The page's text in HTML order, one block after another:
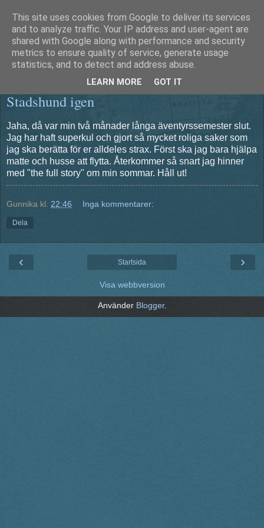
Äventyrshunden Diesel
Stadshund igen
Jaha, då var min två månader långa äventyrssemester slut.
Jag har haft superkul och gjort så mycket roliga saker som
jag ska berätta för er alldeles strax. Först ska jag bara hjälpa
matte och husse att flytta. Återkommer så snart jag hinner
med "the full story" om min sommar. Håll ut!
Gunnika kl. 22:46 Inga kommentarer:
Dela
‹ ›
Startsida
Visa webbversion
Använder Blogger.
This site uses cookies from Google to deliver its services
and to analyze traffic. Your IP address and user-agent are
shared with Google along with performance and security
metrics to ensure quality of service, generate usage
statistics, and to detect and address abuse.
LEARN MORE GOT IT